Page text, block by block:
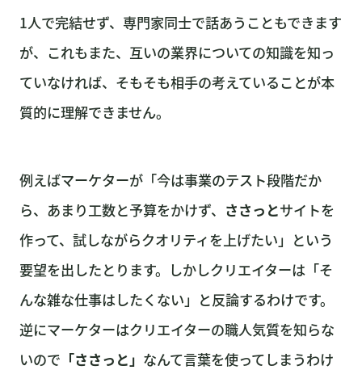
1人で完結せず、専門家同士で話あうこともできます
が、これもまた、互いの業界についての知識を知っ
ていなければ、そもそも相手の考えていることが本
質的に理解できません。
例えばマーケターが「今は事業のテスト段階だか
ら、あまり工数と予算をかけず、 ささっとサイトを
作って、試しながらクオリティを上げたい」という
要望を出したとります。しかしクリエイターは「そ
んな雑な仕事はしたくない」と反論するわけです。
逆にマーケターはクリエイターの職人気質を知らな
いので 「ささっと」 なんて言葉を使ってしまうわけ